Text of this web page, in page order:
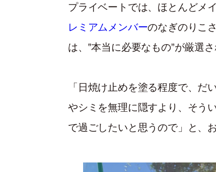
プライベートでは、ほとんどメ
レミアムメンバーのなぎのりこ
は、‟本当に必要なもの”が厳選
「日焼け止めを塗る程度で、だ
やシミを無理に隠すより、そう
で過ごしたいと思うので」と、